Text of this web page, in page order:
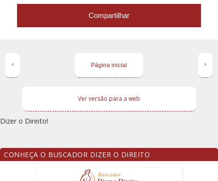
Compartilhar
‹ ›
Página inicial
Ver versão para a web
Dizer o Direito!
CONHEÇA O BUSCADOR DIZER O DIREITO